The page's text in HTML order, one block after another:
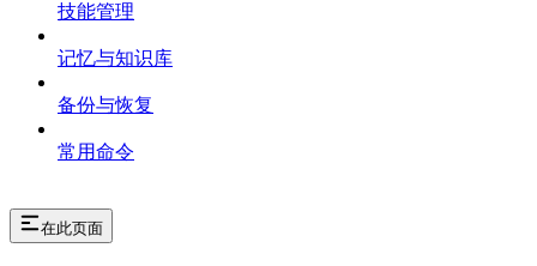
技能管理
记忆与知识库
备份与恢复
常用命令
在此页面